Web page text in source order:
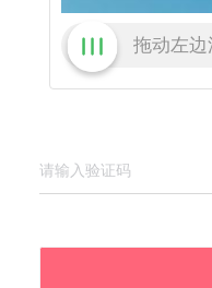
拖动左